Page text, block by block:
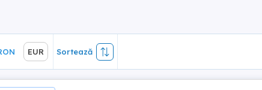
EUR Sortează